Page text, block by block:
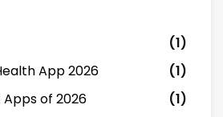
(1)
App 2026
(1)
Apps of 2026
(1)